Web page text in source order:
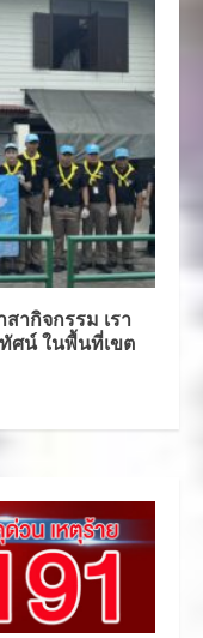
ากิจกรรม เรา
ศน์ ในพื้นที่เขต